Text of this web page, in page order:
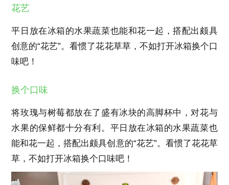
花艺
平日放在冰箱的水果蔬菜也能和花一起，搭配出颇具
创意的“花艺”。看惯了花花草草，不如打开冰箱换个口
味吧！
换个口味
将玫瑰与树莓都放在了盛有冰块的高脚杯中，对花与
水果的保鲜都十分有利。平日放在冰箱的水果蔬菜也
能和花一起，搭配出颇具创意的“花艺”。看惯了花花草
草，不如打开冰箱换个口味吧！